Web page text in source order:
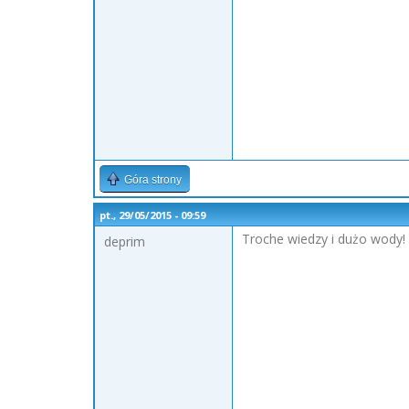
Góra strony
pt., 29/05/2015 - 09:59
deprim Troche wiedzy i dużo wody!